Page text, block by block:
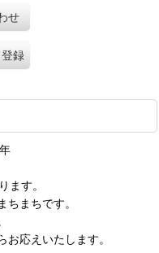
せ
録
ます。
まちです。
応えいたします。